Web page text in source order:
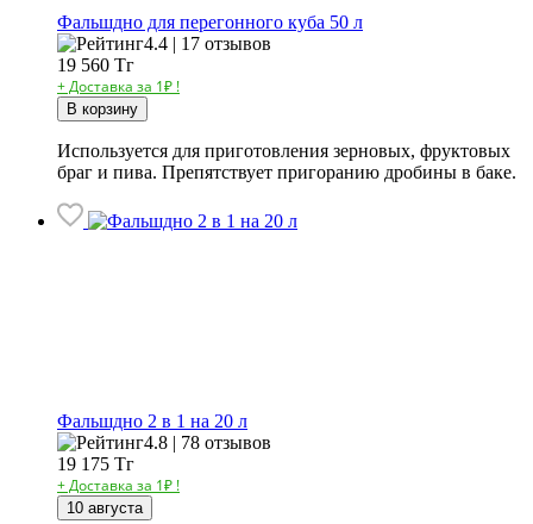
Фальшдно для перегонного куба 50 л
4.4 | 17 отзывов
19 560 Тг
+ Доставка за 1₽ !
В корзину
Используется для приготовления зерновых, фруктовых
браг и пива. Препятствует пригоранию дробины в баке.
Фальшдно 2 в 1 на 20 л
4.8 | 78 отзывов
19 175 Тг
+ Доставка за 1₽ !
10 августа